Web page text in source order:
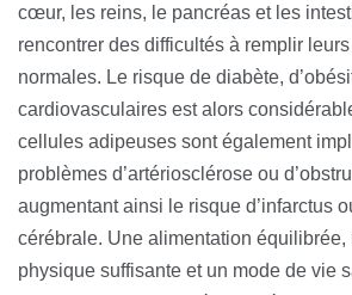
cœur, les reins, le pancréas et les
rencontrer des difficultés à remplir
normales. Le risque de diabète,
cardiovasculaires est alors
cellules adipeuses sont également
problèmes d’artériosclérose ou
augmentant ainsi le risque d’infarctus
cérébrale. Une alimentation équilibrée,
physique suffisante et un mode de vie